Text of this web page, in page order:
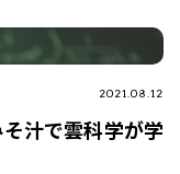
2021.08.12
汁で雲科学が学